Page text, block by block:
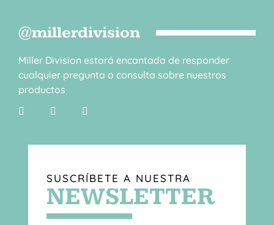
@millerdivision
Miller Division estará encantada de responder
cualquier pregunta o consulta sobre nuestros
productos
SUSCRÍBETE A NUESTRA
NEWSLETTER